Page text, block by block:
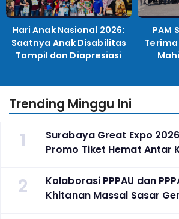
Hari Anak Nasional 2026:
Saatnya Anak Disabilitas
Tampil dan Diapresiasi
PAM
Trending Minggu Ini
1
Surabaya Great Expo
Promo Tiket Hemat Antar
2
Kolaborasi PPPAU dan
Khitanan Massal Sasar